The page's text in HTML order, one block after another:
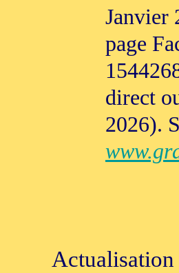
Janvier
page
direct
2026).
Actualisation